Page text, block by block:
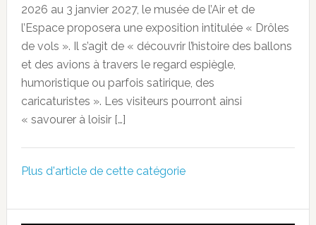
2026 au 3 janvier 2027, le musée de l’Air et de
l’Espace proposera une exposition intitulée « Drôles
de vols ». Il s’agit de « découvrir l’histoire des ballons
et des avions à travers le regard espiègle,
humoristique ou parfois satirique, des
caricaturistes ». Les visiteurs pourront ainsi
« savourer à loisir […]
Plus d'article de cette catégorie